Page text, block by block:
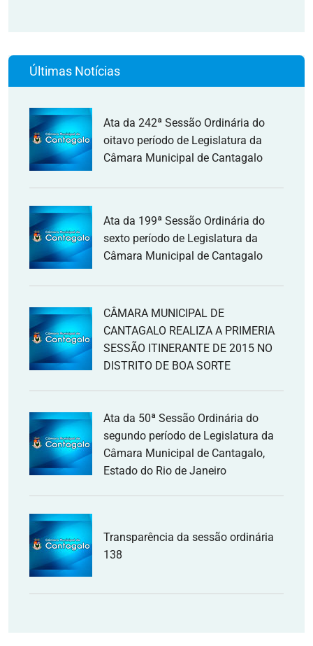
Últimas Notícias
Ata da 242ª Sessão Ordinária do
oitavo período de Legislatura da
Câmara Municipal de Cantagalo
Ata da 199ª Sessão Ordinária do
sexto período de Legislatura da
Câmara Municipal de Cantagalo
CÂMARA MUNICIPAL DE
CANTAGALO REALIZA A PRIMERIA
SESSÃO ITINERANTE DE 2015 NO
DISTRITO DE BOA SORTE
Ata da 50ª Sessão Ordinária do
segundo período de Legislatura da
Câmara Municipal de Cantagalo,
Estado do Rio de Janeiro
Transparência da sessão ordinária
138